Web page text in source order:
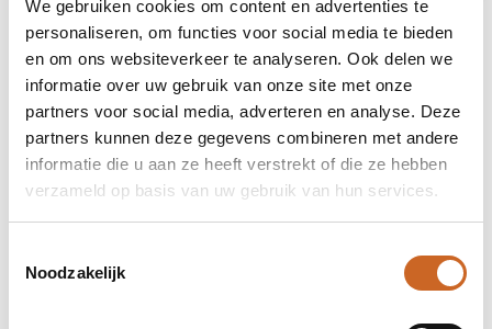
We gebruiken cookies om content en advertenties te
personaliseren, om functies voor social media te bieden
en om ons websiteverkeer te analyseren. Ook delen we
informatie over uw gebruik van onze site met onze
partners voor social media, adverteren en analyse. Deze
partners kunnen deze gegevens combineren met andere
informatie die u aan ze heeft verstrekt of die ze hebben
verzameld op basis van uw gebruik van hun services.
Noodzakelijk